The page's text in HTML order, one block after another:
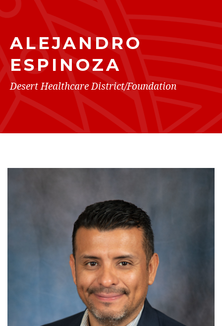
ALEJANDRO
ESPINOZA
Desert Healthcare District/Foundation